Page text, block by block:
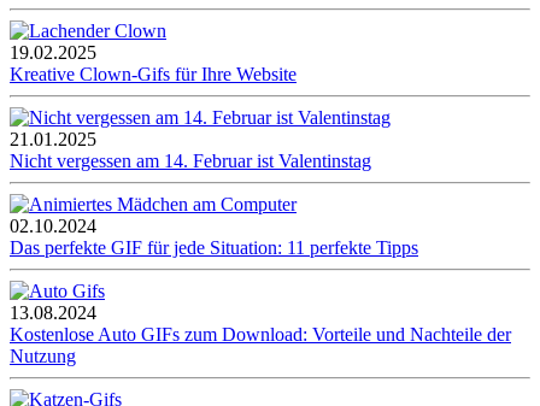
19.02.2025
Kreative Clown-Gifs für Ihre Website
21.01.2025
Nicht vergessen am 14. Februar ist Valentinstag
02.10.2024
Das perfekte GIF für jede Situation: 11 perfekte Tipps
13.08.2024
Kostenlose Auto GIFs zum Download: Vorteile und Nachteile der
Nutzung